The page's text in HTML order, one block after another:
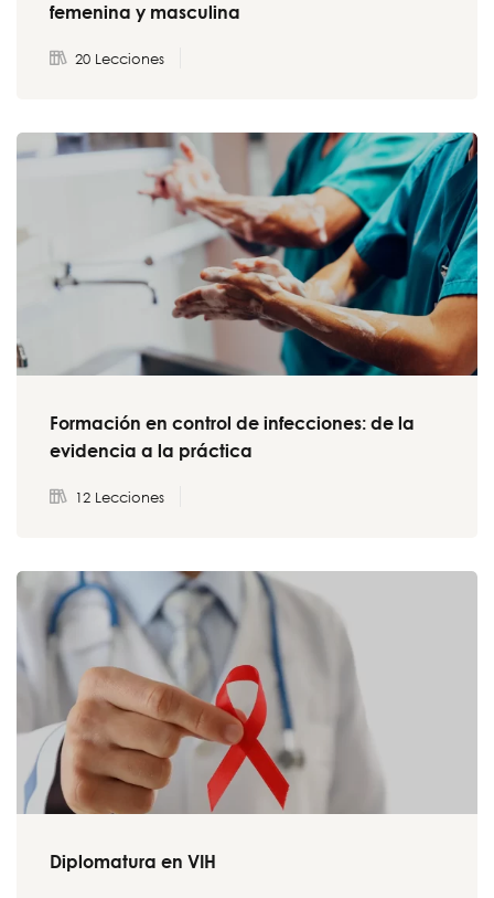
femenina y masculina
20 Lecciones
Formación en control de infecciones: de la
evidencia a la práctica
12 Lecciones
Diplomatura en VIH